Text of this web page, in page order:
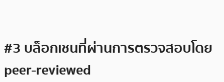
#3 บล็อกเชนที่ผ่านการตรวจสอบโดย
peer-reviewed